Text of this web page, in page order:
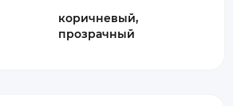
коричневый,
прозрачный